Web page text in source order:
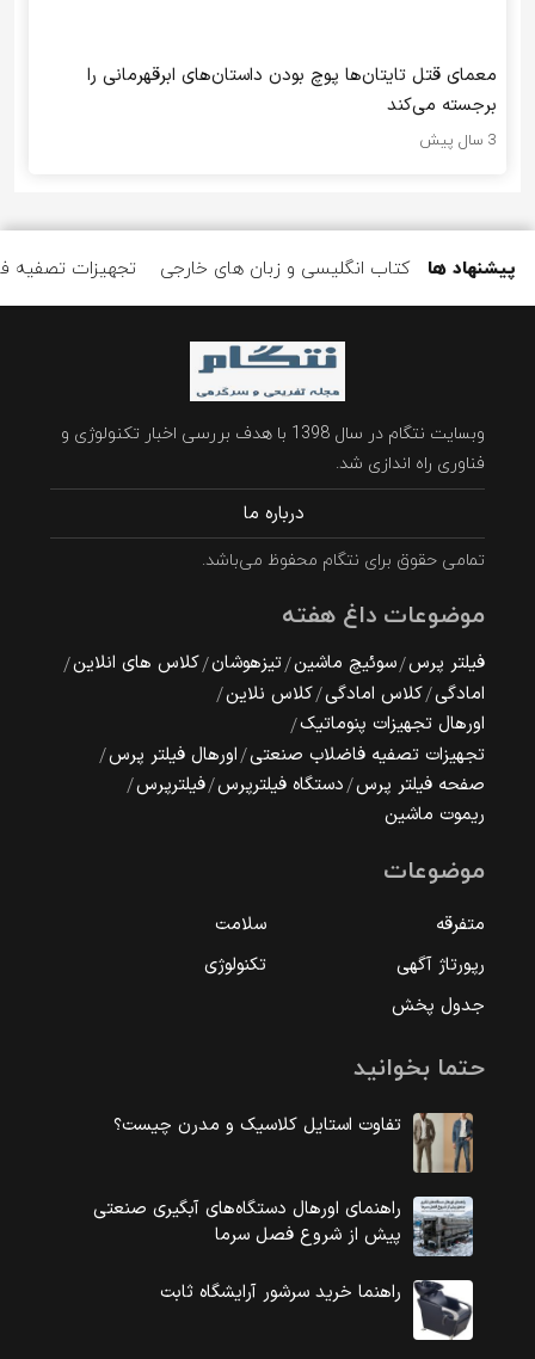
معمای قتل تایتان‌ها پوچ بودن داستان‌های ابرقهرمانی را
برجسته می‌کند
3 سال پیش
پیشنهاد ها تجهیزات تصفیه کتاب انگلیسی و زبان های خارجی
وبسایت نتگام در سال 1398 با هدف بررسی اخبار تکنولوژی و
فناوری راه اندازی شد.
درباره ما
تمامی حقوق برای نتگام محفوظ می‌باشد.
موضوعات داغ هفته
فیلتر پرس سوئیچ ماشین تیزهوشان کلاس های انلاین
امادگی کلاس امادگی کلاس نلاین
اورهال تجهیزات پنوماتیک
تجهیزات تصفیه فاضلاب صنعتی اورهال فیلتر پرس
صفحه فیلتر پرس دستگاه فیلترپرس فیلترپرس
ریموت ماشین
موضوعات
متفرقه
سلامت
رپورتاژ آگهی
تکنولوژی
جدول پخش
حتما بخوانید
تفاوت استایل کلاسیک و مدرن چیست؟
راهنمای اورهال دستگاه‌های آبگیری صنعتی
پیش از شروع فصل سرما
راهنما خرید سرشور آرایشگاه ثابت